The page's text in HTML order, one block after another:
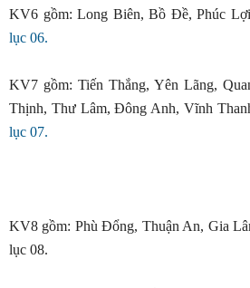
KV6 gồm: Long Biên, Bồ Đề, Phúc
lục 06.
KV7 gồm: Tiến Thắng, Yên Lãng,
Thịnh, Thư Lâm, Đông Anh, Vĩnh
lục 07.
KV8 gồm: Phù Đổng, Thuận An, Gia
lục 08.